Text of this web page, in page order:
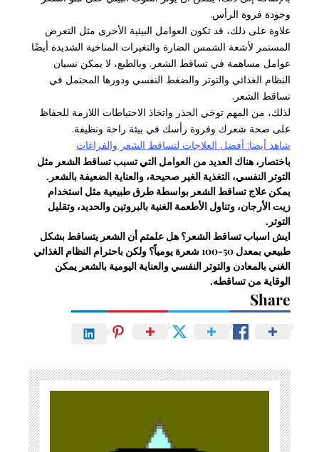
وجودة فروة الرأس.
علاوة على ذلك، قد تكون العوامل البيئية الأخرى مثل التعرض
المستمر لأشعة الشمس الضارة والتغيرات المناخية الشديدة أيضًا
عوامل مساهمة في تساقط الشعر. وبالطبع، لا يمكن نسيان
النظام الغذائي والتوتر والضغط النفسي ودورها المحتمل في
تساقط الشعر.
لذلك، من المهم توخي الحذر واتخاذ الاحتياطات اللازمة للحفاظ
على صحة شعرك وفروة رأسك في بيئة راحة ونظيفة.
شاهد أيضا: أفضل العلاجات لتساقط الشعر والفراغات
باختصار، هناك العديد من العوامل التي تسبب تساقط الشعر مثل
التوتر النفسي، التغذية الغير صحيحة، والعناية الضعيفة بالشعر.
يمكن علاج تساقط الشعر بواسطة طرق طبيعية مثل استخدام
زيت الأرجان، وتناول الأطعمة الغنية بالبروتين والحديد، وتقليل
التوتر.
ايش اسباب تساقط الشعر؟ هل علمتم أن الشعر يتساقط بشكل
طبيعي بمعدل 50-100 شعرة يومياً؟ ولكن باحترام النظام الغذائي
الغني بالمعادن والتوتر النفسي والعناية اليومية بالشعر يمكن
الوقاية من تساقطه.
Share